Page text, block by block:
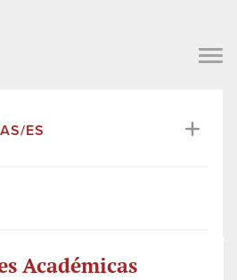
ES
Académicas